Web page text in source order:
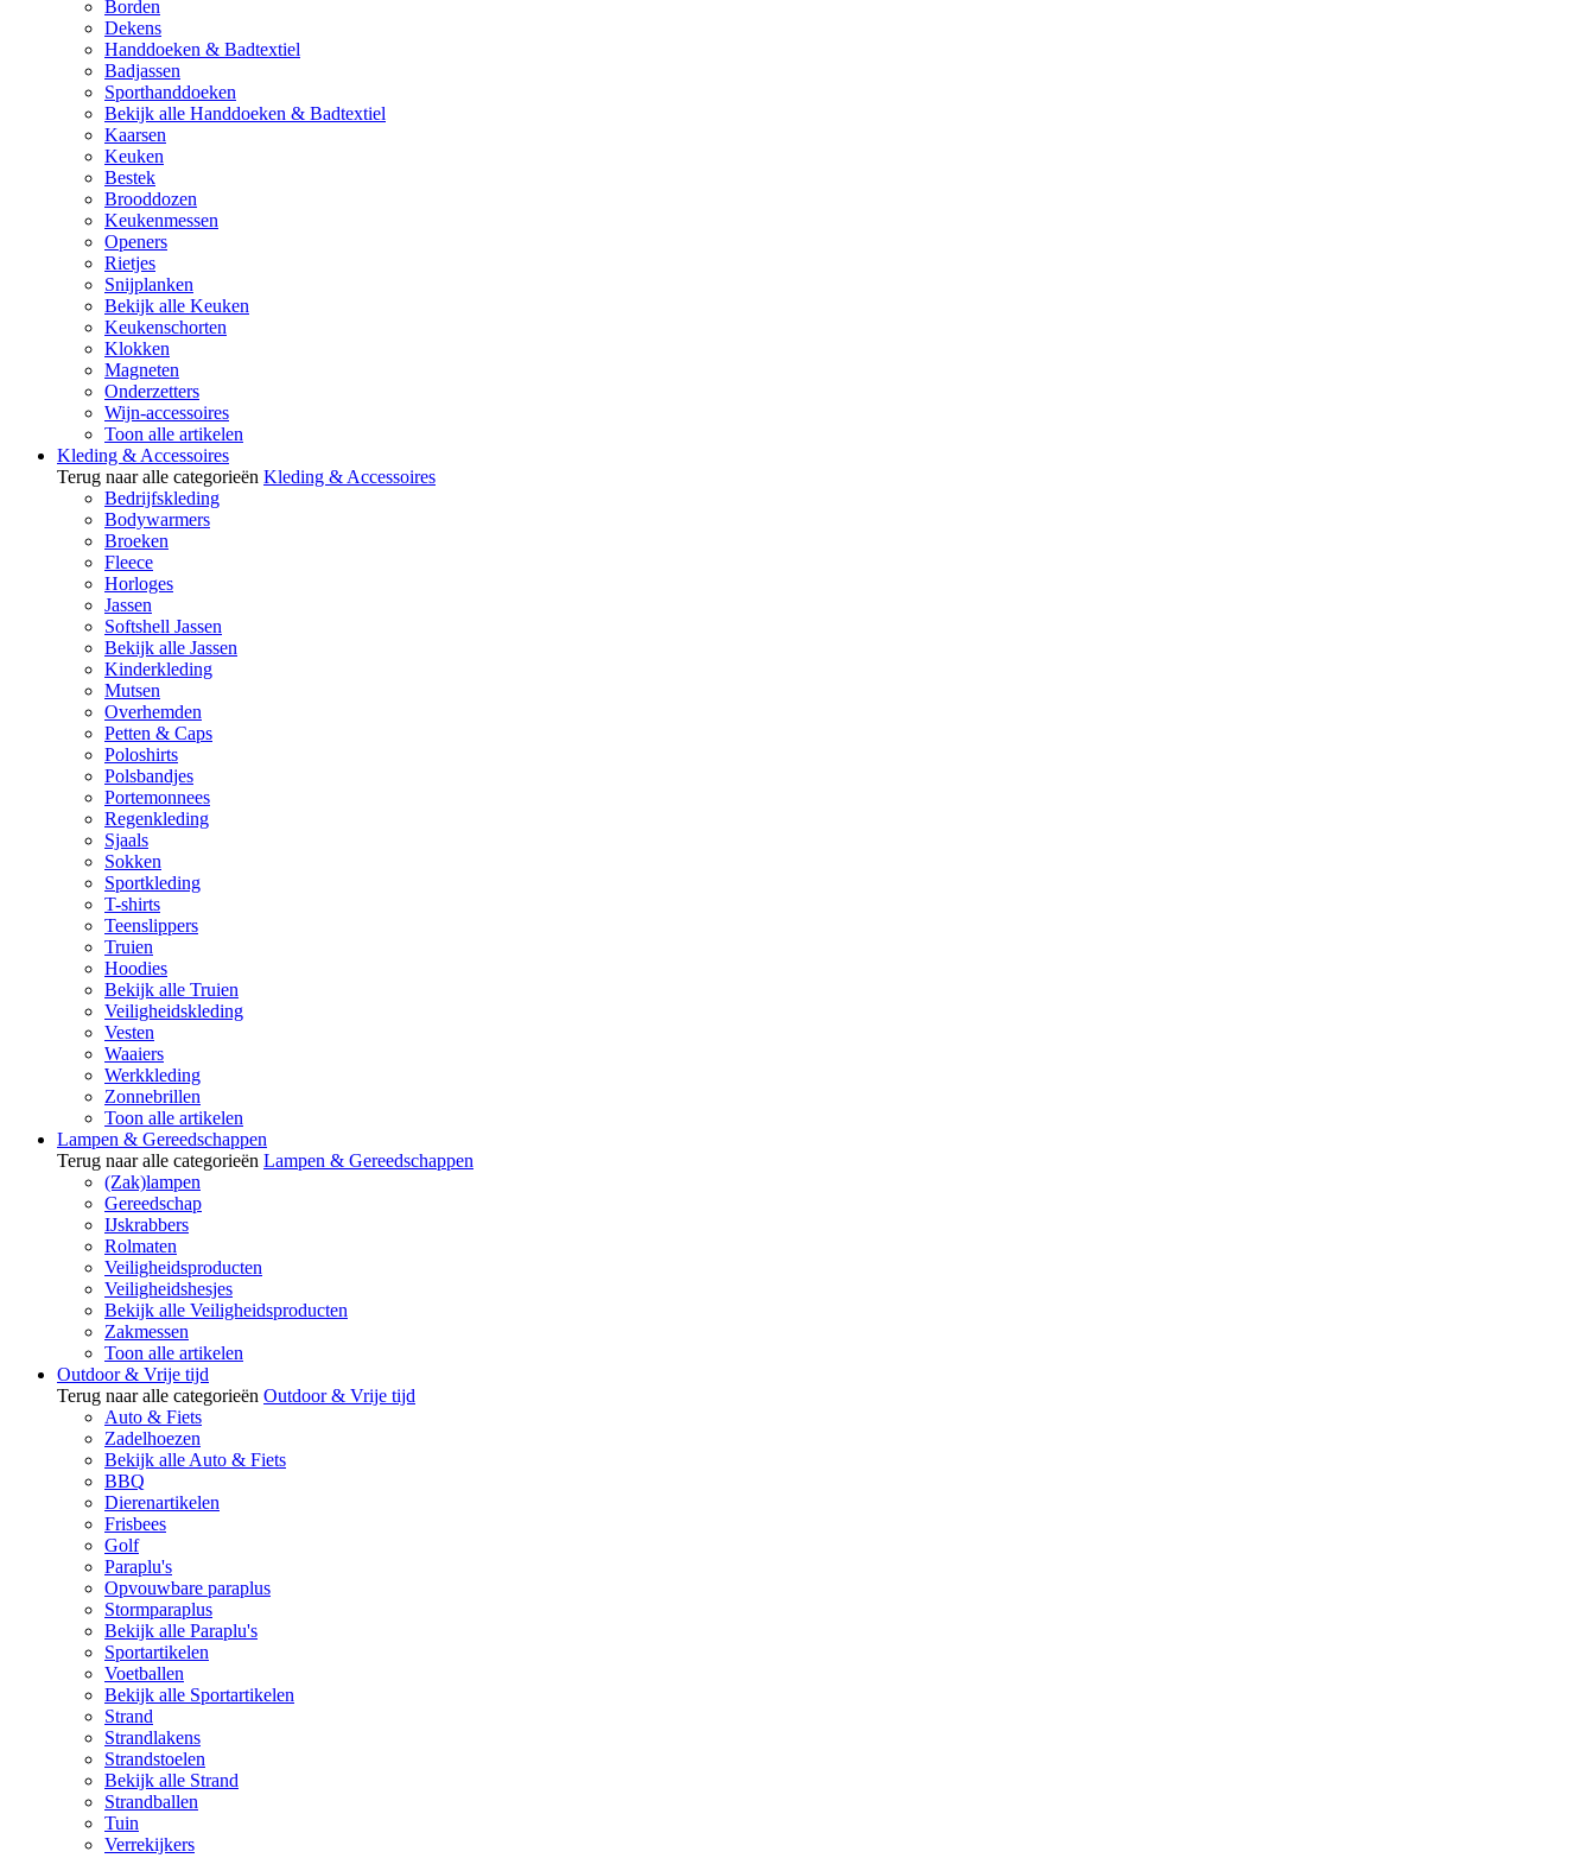
Borden
Dekens
Handdoeken & Badtextiel
Badjassen
Sporthanddoeken
Bekijk alle Handdoeken & Badtextiel
Kaarsen
Keuken
Bestek
Brooddozen
Keukenmessen
Openers
Rietjes
Snijplanken
Bekijk alle Keuken
Keukenschorten
Klokken
Magneten
Onderzetters
Wijn-accessoires
Toon alle artikelen
Kleding & Accessoires
Terug naar alle categorieën Kleding & Accessoires
Bedrijfskleding
Bodywarmers
Broeken
Fleece
Horloges
Jassen
Softshell Jassen
Bekijk alle Jassen
Kinderkleding
Mutsen
Overhemden
Petten & Caps
Poloshirts
Polsbandjes
Portemonnees
Regenkleding
Sjaals
Sokken
Sportkleding
T-shirts
Teenslippers
Truien
Hoodies
Bekijk alle Truien
Veiligheidskleding
Vesten
Waaiers
Werkkleding
Zonnebrillen
Toon alle artikelen
Lampen & Gereedschappen
Terug naar alle categorieën Lampen & Gereedschappen
(Zak)lampen
Gereedschap
IJskrabbers
Rolmaten
Veiligheidsproducten
Veiligheidshesjes
Bekijk alle Veiligheidsproducten
Zakmessen
Toon alle artikelen
Outdoor & Vrije tijd
Terug naar alle categorieën Outdoor & Vrije tijd
Auto & Fiets
Zadelhoezen
Bekijk alle Auto & Fiets
BBQ
Dierenartikelen
Frisbees
Golf
Paraplu's
Opvouwbare paraplus
Stormparaplus
Bekijk alle Paraplu's
Sportartikelen
Voetballen
Bekijk alle Sportartikelen
Strand
Strandlakens
Strandstoelen
Bekijk alle Strand
Strandballen
Tuin
Verrekijkers